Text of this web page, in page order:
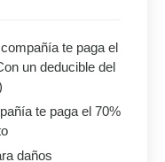
te paga el
un deducible del
te paga el 70%
daños